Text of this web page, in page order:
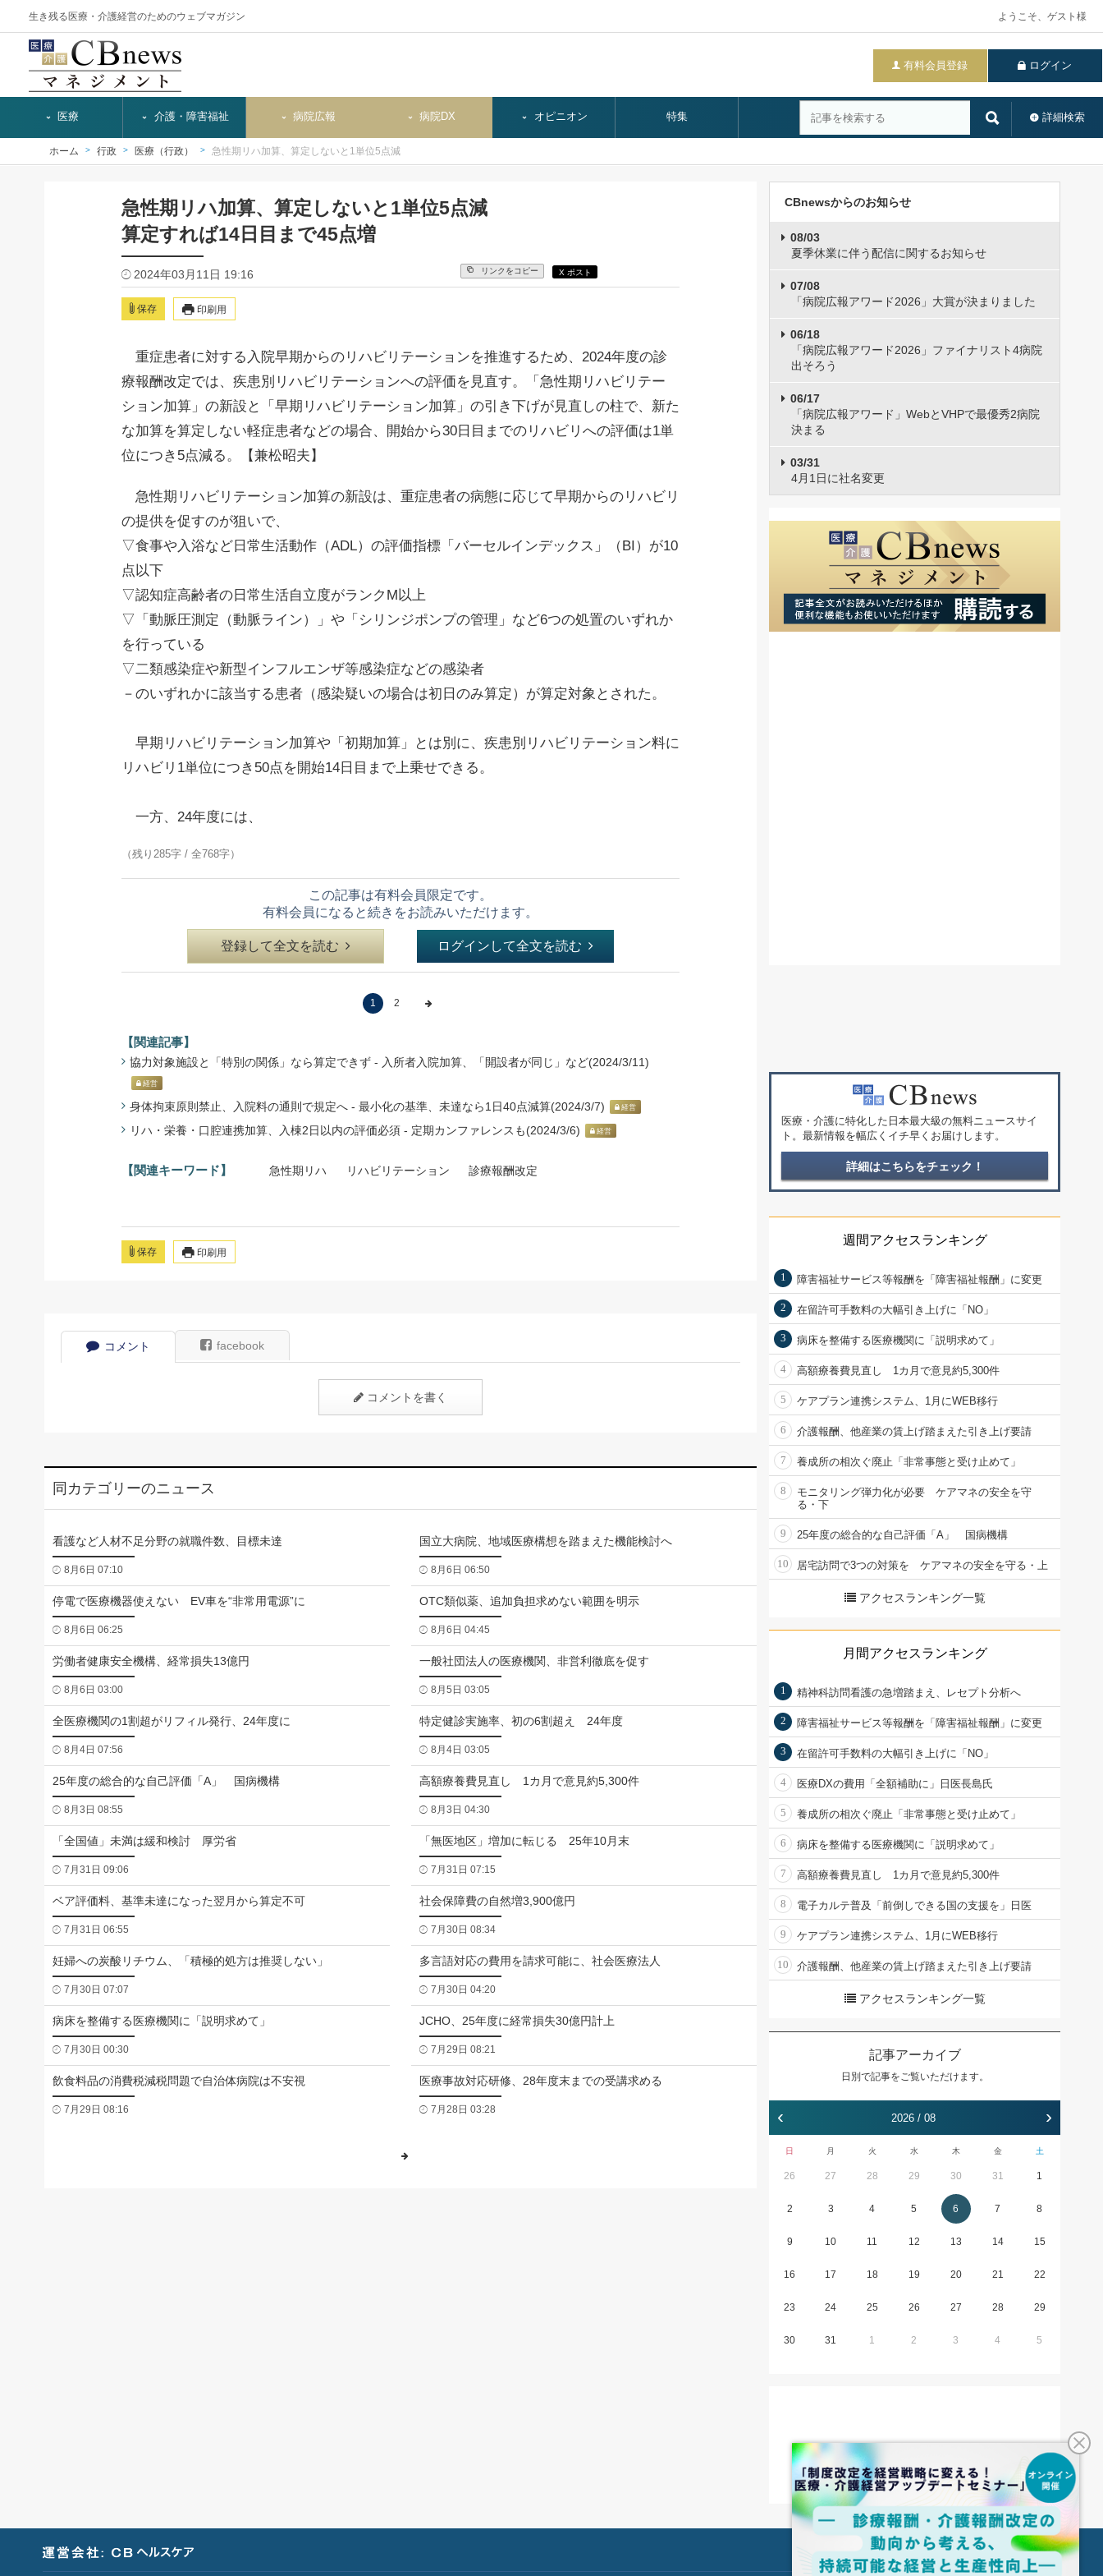
生き残る医療・介護経営のためのウェブマガジン ようこそ、ゲスト様
有料会員登録 ログイン
詳細検索
医療 介護・障害福祉 病院広報 病院DX オピニオン 特集
ホーム 行政 医療（行政） 急性期リハ加算、算定しないと1単位5点減
急性期リハ加算、算定しないと1単位5点減
算定すれば14日目まで45点増
2024年03月11日 19:16 リンクをコピー X ポスト
保存 印刷用
重症患者に対する入院早期からのリハビリテーションを推進するため、2024年度の診
療報酬改定では、疾患別リハビリテーションへの評価を見直す。「急性期リハビリテー
ション加算」の新設と「早期リハビリテーション加算」の引き下げが見直しの柱で、新た
な加算を算定しない軽症患者などの場合、開始から30日目までのリハビリへの評価は1単
位につき5点減る。【兼松昭夫】
急性期リハビリテーション加算の新設は、重症患者の病態に応じて早期からのリハビリ
の提供を促すのが狙いで、
▽食事や入浴など日常生活動作（ADL）の評価指標「バーセルインデックス」（BI）が10
点以下
▽認知症高齢者の日常生活自立度がランクM以上
▽「動脈圧測定（動脈ライン）」や「シリンジポンプの管理」など6つの処置のいずれか
を行っている
▽二類感染症や新型インフルエンザ等感染症などの感染者
－のいずれかに該当する患者（感染疑いの場合は初日のみ算定）が算定対象とされた。
早期リハビリテーション加算や「初期加算」とは別に、疾患別リハビリテーション料に
リハビリ1単位につき50点を開始14日目まで上乗せできる。
一方、24年度には、
（残り285字 / 全768字）
この記事は有料会員限定です。
有料会員になると続きをお読みいただけます。
登録して全文を読む ログインして全文を読む
1 2
【関連記事】
協力対象施設と「特別の関係」なら算定できず - 入所者入院加算、「開設者が同じ」など(2024/3/11)
経営
身体拘束原則禁止、入院料の通則で規定へ - 最小化の基準、未達なら1日40点減算(2024/3/7) 経営
リハ・栄養・口腔連携加算、入棟2日以内の評価必須 - 定期カンファレンスも(2024/3/6) 経営
【関連キーワード】 急性期リハ リハビリテーション 診療報酬改定
保存 印刷用
コメント facebook
コメントを書く
同カテゴリーのニュース
看護など人材不足分野の就職件数、目標未達
8月6日 07:10
国立大病院、地域医療構想を踏まえた機能検討へ
8月6日 06:50
停電で医療機器使えない EV車を“非常用電源”に
8月6日 06:25
OTC類似薬、追加負担求めない範囲を明示
8月6日 04:45
労働者健康安全機構、経常損失13億円
8月6日 03:00
一般社団法人の医療機関、非営利徹底を促す
8月5日 03:05
全医療機関の1割超がリフィル発行、24年度に
8月4日 07:56
特定健診実施率、初の6割超え 24年度
8月4日 03:05
25年度の総合的な自己評価「A」 国病機構
8月3日 08:55
高額療養費見直し 1カ月で意見約5,300件
8月3日 04:30
「全国値」未満は緩和検討 厚労省
7月31日 09:06
「無医地区」増加に転じる 25年10月末
7月31日 07:15
ベア評価料、基準未達になった翌月から算定不可
7月31日 06:55
社会保障費の自然増3,900億円
7月30日 08:34
妊婦への炭酸リチウム、「積極的処方は推奨しない」
7月30日 07:07
多言語対応の費用を請求可能に、社会医療法人
7月30日 04:20
病床を整備する医療機関に「説明求めて」
7月30日 00:30
JCHO、25年度に経常損失30億円計上
7月29日 08:21
飲食料品の消費税減税問題で自治体病院は不安視
7月29日 08:16
医療事故対応研修、28年度末までの受講求める
7月28日 03:28
CBnewsからのお知らせ
08/03
夏季休業に伴う配信に関するお知らせ
07/08
「病院広報アワード2026」大賞が決まりました
06/18
「病院広報アワード2026」ファイナリスト4病院
出そろう
06/17
「病院広報アワード」WebとVHPで最優秀2病院
決まる
03/31
4月1日に社名変更
医療・介護に特化した日本最大級の無料ニュースサイ
ト。最新情報を幅広くイチ早くお届けします。
詳細はこちらをチェック！
週間アクセスランキング
1 障害福祉サービス等報酬を「障害福祉報酬」に変更
2 在留許可手数料の大幅引き上げに「NO」
3 病床を整備する医療機関に「説明求めて」
4 高額療養費見直し 1カ月で意見約5,300件
5 ケアプラン連携システム、1月にWEB移行
6 介護報酬、他産業の賃上げ踏まえた引き上げ要請
7 養成所の相次ぐ廃止「非常事態と受け止めて」
8
モニタリング弾力化が必要 ケアマネの安全を守
る・下
9 25年度の総合的な自己評価「A」 国病機構
10 居宅訪問で3つの対策を ケアマネの安全を守る・上
アクセスランキング一覧
月間アクセスランキング
1 精神科訪問看護の急増踏まえ、レセプト分析へ
2 障害福祉サービス等報酬を「障害福祉報酬」に変更
3 在留許可手数料の大幅引き上げに「NO」
4 医療DXの費用「全額補助に」日医長島氏
5 養成所の相次ぐ廃止「非常事態と受け止めて」
6 病床を整備する医療機関に「説明求めて」
7 高額療養費見直し 1カ月で意見約5,300件
8 電子カルテ普及「前倒しできる国の支援を」日医
9 ケアプラン連携システム、1月にWEB移行
10 介護報酬、他産業の賃上げ踏まえた引き上げ要請
アクセスランキング一覧
記事アーカイブ
日別で記事をご覧いただけます。
‹ 2026 / 08 ›
日 月 火 水 木 金 土
26 27 28 29 30 31 1
2 3 4 5 6 7 8
9 10 11 12 13 14 15
16 17 18 19 20 21 22
23 24 25 26 27 28 29
30 31 1 2 3 4 5